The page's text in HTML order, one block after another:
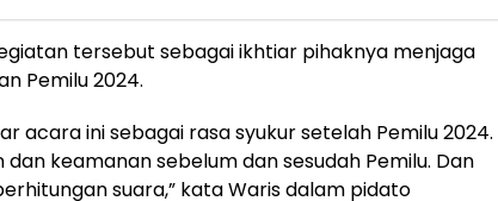
tersebut sebagai ikhtiar pihaknya menjaga
Pemilu 2024.
acara ini sebagai rasa syukur setelah Pemilu 2024.
keamanan sebelum dan sesudah Pemilu. Dan
suara,” kata Waris dalam pidato